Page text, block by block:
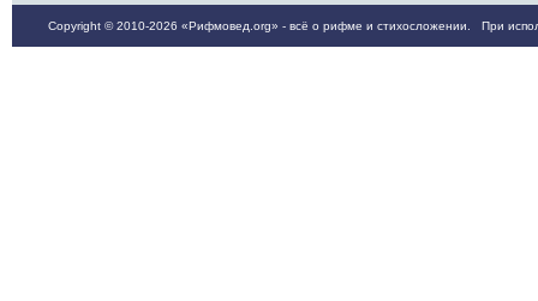
Copyright © 2010-2026 «Рифмовед.org» - всё о рифме и стихосложении. При